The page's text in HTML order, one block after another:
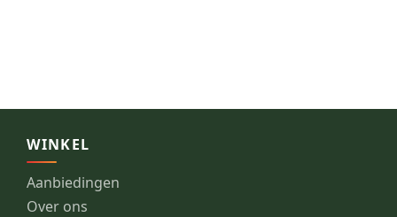
WINKEL
Aanbiedingen
Over ons